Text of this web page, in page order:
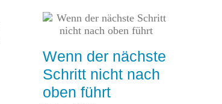
Wenn der nächste
Schritt nicht nach
oben führt